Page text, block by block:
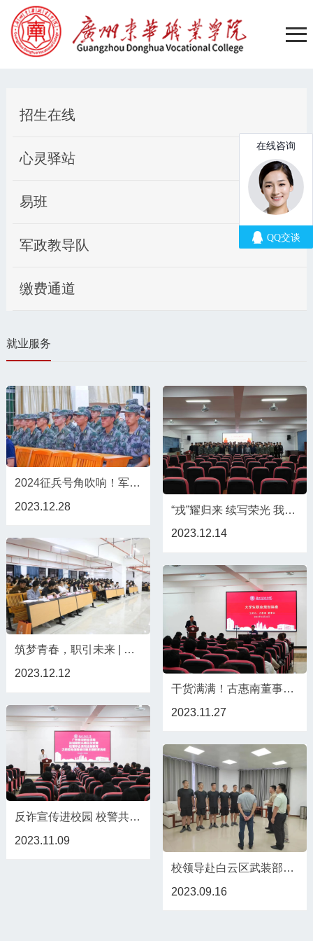
招生在线
心灵驿站
易班
军政教导队
缴费通道
就业服务
2024征兵号角吹响！军营之门，向你敞开！
2023.12.28
“戎”耀归来 续写荣光 我校召开退役复学大学生座谈会
2023.12.14
筑梦青春，职引未来 | 首届全国大学生职业规划大赛广州东华职业学院校赛顺利举行
2023.12.12
干货满满！古惠南董事长分享职业规划经验
2023.11.27
反诈宣传进校园 校警共筑“防护墙” | 我校举办法制副校长聘任仪式暨校警联合系列法制教育之防范电信网络诈骗教育讲座
2023.11.09
校领导赴白云区武装部看望慰问我校入伍役前训练学生
2023.09.16